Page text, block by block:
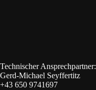
Technischer Ansprechpartner:
Gerd-Michael Seyffertitz
+43 650 9741697